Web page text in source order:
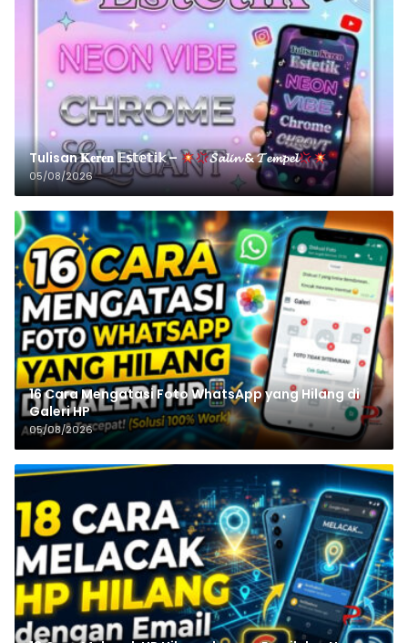
Tulisan 𝐊𝐞𝐫𝐞𝐧 𝔼𝕤𝕥𝕖𝕥𝕚𝕜 – 𝓢𝓪𝓵𝓲𝓷 & 𝓣𝓮𝓶𝓹𝓮𝓵
05/08/2026
16 Cara Mengatasi Foto WhatsApp yang Hilang di
Galeri HP
05/08/2026